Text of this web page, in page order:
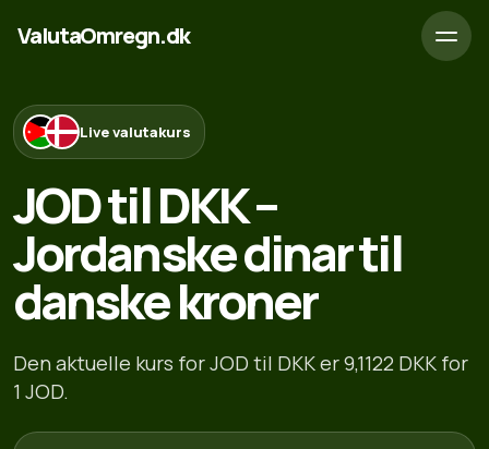
ValutaOmregn.dk
Live valutakurs
JOD til DKK –
Jordanske dinar til
danske kroner
Den aktuelle kurs for JOD til DKK er 9,1122 DKK for
1 JOD.